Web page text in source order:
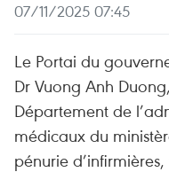
07/11/2025 07:45
Le Portai du
Dr Vuong Anh
Département de
médicaux du
pénurie